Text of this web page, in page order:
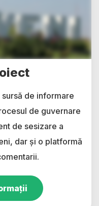
de informare
de guvernare
de sesizare a
dar și o platformă